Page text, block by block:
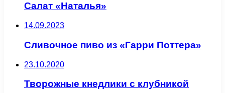
Салат «Наталья»
14.09.2023
Сливочное пиво из «Гарри Поттера»
23.10.2020
Творожные кнедлики с клубникой